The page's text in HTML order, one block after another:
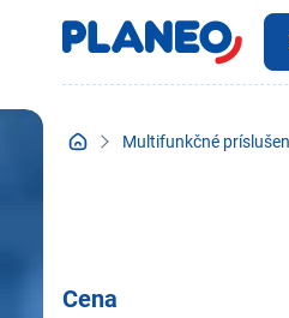
Multifunkčné
Cena